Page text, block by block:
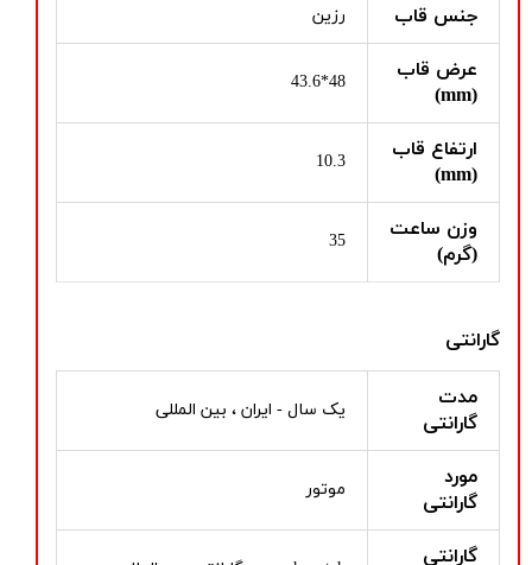
جنس قاب رزین
عرض قاب
(mm)
48*43.6
ارتفاع قاب
(mm)
10.3
وزن ساعت
(گرم)
35
گارانتی
مدت
گارانتی
یک سال - ایران ، بین المللی
مورد
گارانتی
موتور
گارانتی